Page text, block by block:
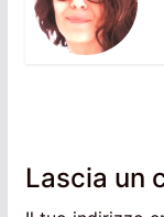
Lascia un